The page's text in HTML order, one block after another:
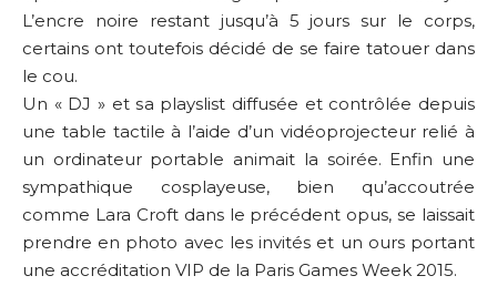
L’encre noire restant jusqu’à 5 jours sur le corps,
certains ont toutefois décidé de se faire tatouer dans
le cou.
Un « DJ » et sa playslist diffusée et contrôlée depuis
une table tactile à l’aide d’un vidéoprojecteur relié à
un ordinateur portable animait la soirée. Enfin une
sympathique cosplayeuse, bien qu’accoutrée
comme Lara Croft dans le précédent opus, se laissait
prendre en photo avec les invités et un ours portant
une accréditation VIP de la Paris Games Week 2015.